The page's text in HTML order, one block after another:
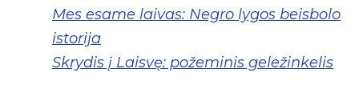
Mes esame laivas: Negro lygos beisbolo
istorija
Skrydis į Laisvę: požeminis geležinkelis